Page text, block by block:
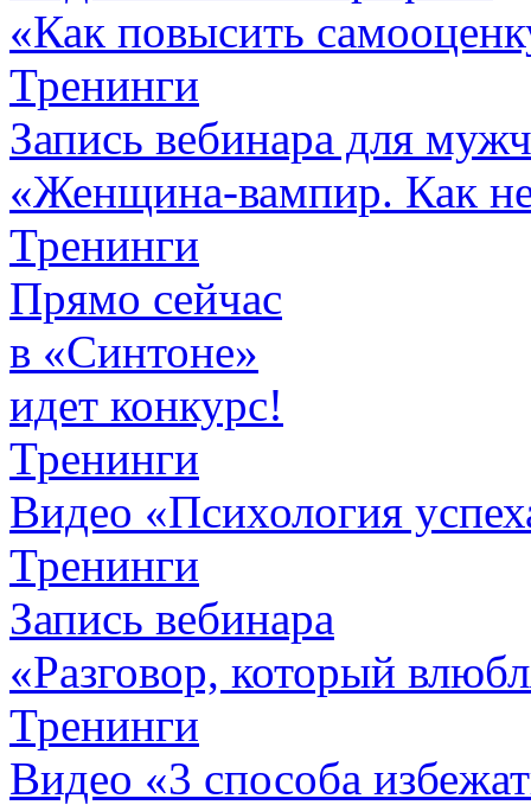
«Как повысить
Тренинги
Запись вебинара для
«Женщина-вампир. Как не
Тренинги
Прямо сейчас
в «Синтоне»
идет конкурс!
Тренинги
Видео «Психология
Тренинги
Запись вебинара
«Разговор, который
Тренинги
Видео «3 способа